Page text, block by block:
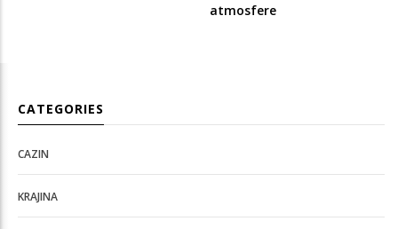
atmosfere
CATEGORIES
CAZIN
KRAJINA